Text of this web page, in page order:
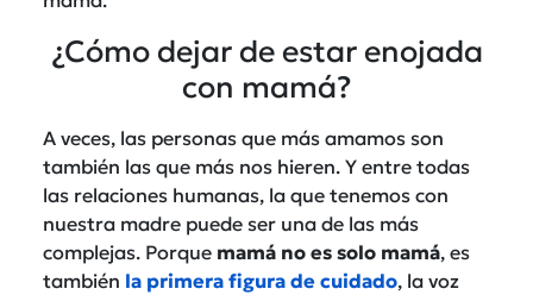
¿Cómo dejar de estar enojada
con mamá?
A veces, las personas que más amamos son
también las que más nos hieren. Y entre todas
las relaciones humanas, la que tenemos con
nuestra madre puede ser una de las más
complejas. Porque mamá no es solo mamá, es
también la primera figura de cuidado, la voz